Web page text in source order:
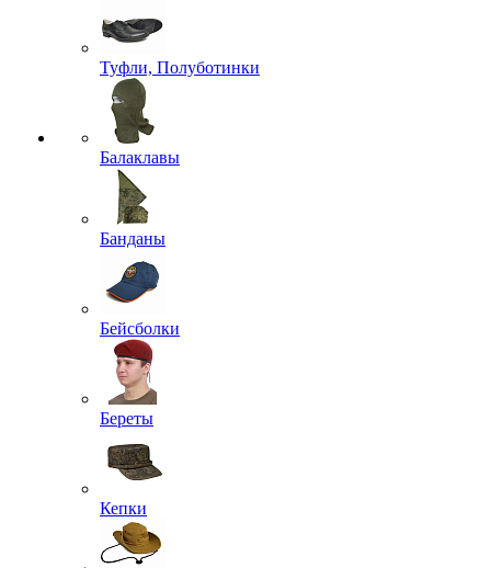
Туфли, Полуботинки
Балаклавы
Банданы
Бейсболки
Береты
Кепки